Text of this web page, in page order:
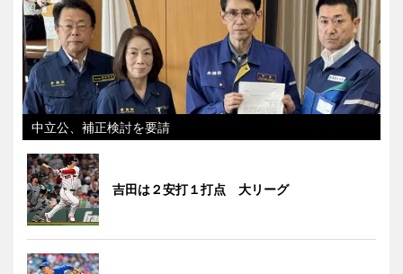
中立公、補正検討を要請
吉田は２安打１打点 大リーグ